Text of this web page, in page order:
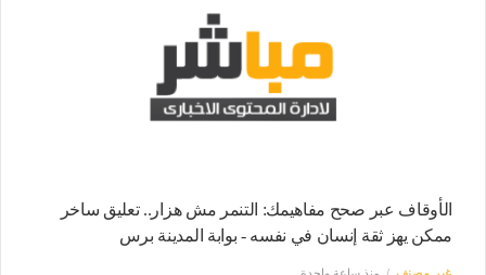
الأوقاف عبر صحح مفاهيمك: التنمر مش هزار.. تعليق ساخر
ممكن يهز ثقة إنسان في نفسه - بوابة المدينة برس